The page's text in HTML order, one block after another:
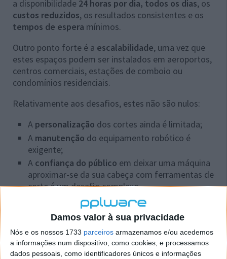
Damos valor à sua privacidade
Nós e os nossos 1733 parceiros armazenamos e/ou acedemos
a informações num dispositivo, como cookies, e processamos
dados pessoais, como identificadores únicos e informações
a disponibilidade 24 horas por dia, todos os dias, os
custos reduzidos, os resultados consistentes e os
tempos de espera mínimos.
Outro ponto forte é a escalabilidade, uma vez que
estes espaços podem ser instalados em aeroportos,
centros comerciais, estações de comboio ou
condomínios residenciais.
Relativamente aos desafios, estes não são nulos:
A personalização dos cortes ainda é limitada;
A manutenção do equipamento robótico é
exigente;
A confiança do público em deixar uma máquina
aproximar-se da sua cabeça com ferramentas de
corte é um desafio complexo.
Ainda assim, estes barbeiros robóticos são mais um
exemplo do potencial da tecnologia, nomeadamente
a IA e robótica, nos serviços quotidianos e
tradicionais, indo além do atendimento ao público
emcall centers.